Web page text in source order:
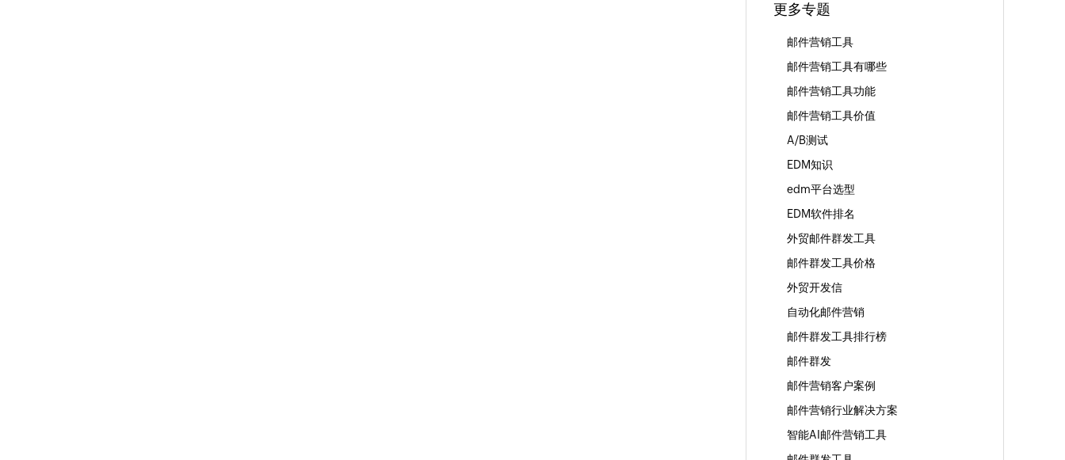
更多专题
邮件营销工具
邮件营销工具有哪些
邮件营销工具功能
邮件营销工具价值
A/B测试
EDM知识
edm平台选型
EDM软件排名
外贸邮件群发工具
邮件群发工具价格
外贸开发信
自动化邮件营销
邮件群发工具排行榜
邮件群发
邮件营销客户案例
邮件营销行业解决方案
智能AI邮件营销工具